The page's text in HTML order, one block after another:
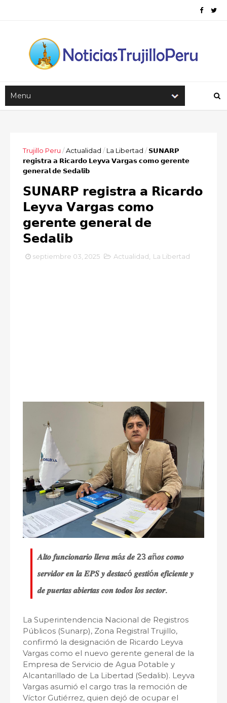
Trujillo Peru /Actualidad / La Libertad / 𝗦𝗨𝗡𝗔𝗥𝗣
𝗿𝗲𝗴𝗶𝘀𝘁𝗿𝗮 𝗮 𝗥𝗶𝗰𝗮𝗿𝗱𝗼 𝗟𝗲𝘆𝘃𝗮 𝗩𝗮𝗿𝗴𝗮𝘀 𝗰𝗼𝗺𝗼 𝗴𝗲𝗿𝗲𝗻𝘁𝗲
𝗴𝗲𝗻𝗲𝗿𝗮𝗹 𝗱𝗲 𝗦𝗲𝗱𝗮𝗹𝗶𝗯
𝗦𝗨𝗡𝗔𝗥𝗣 𝗿𝗲𝗴𝗶𝘀𝘁𝗿𝗮 𝗮 𝗥𝗶𝗰𝗮𝗿𝗱𝗼
𝗟𝗲𝘆𝘃𝗮 𝗩𝗮𝗿𝗴𝗮𝘀 𝗰𝗼𝗺𝗼
𝗴𝗲𝗿𝗲𝗻𝘁𝗲 𝗴𝗲𝗻𝗲𝗿𝗮𝗹 𝗱𝗲
𝗦𝗲𝗱𝗮𝗹𝗶𝗯
septiembre 03, 2025 Actualidad La Libertad
𝑨𝒍𝒕𝒐 𝒇𝒖𝒏𝒄𝒊𝒐𝒏𝒂𝒓𝒊𝒐 𝒍𝒍𝒆𝒗𝒂 𝒎á𝒔 𝒅𝒆 23 𝒂ñ𝒐𝒔 𝒄𝒐𝒎𝒐
𝒔𝒆𝒓𝒗𝒊𝒅𝒐𝒓 𝒆𝒏 𝒍𝒂 𝑬𝑷𝑺 𝒚 𝒅𝒆𝒔𝒕𝒂𝒄ó 𝒈𝒆𝒔𝒕𝒊ó𝒏 𝒆𝒇𝒊𝒄𝒊𝒆𝒏𝒕𝒆 𝒚
𝒅𝒆 𝒑𝒖𝒆𝒓𝒕𝒂𝒔 𝒂𝒃𝒊𝒆𝒓𝒕𝒂𝒔 𝒄𝒐𝒏 𝒕𝒐𝒅𝒐𝒔 𝒍𝒐𝒔 𝒔𝒆𝒄𝒕𝒐𝒓.
La Superintendencia Nacional de Registros
Públicos (Sunarp), Zona Registral Trujillo,
confirmó la designación de Ricardo Leyva
Vargas como el nuevo gerente general de la
Empresa de Servicio de Agua Potable y
Alcantarillado de La Libertad (Sedalib). Leyva
Vargas asumió el cargo tras la remoción de
Víctor Gutiérrez, quien dejó de ocupar el